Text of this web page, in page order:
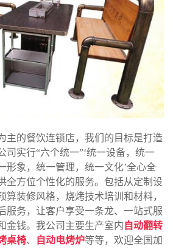
主的餐饮连锁店，我们的目标是打造
司实行“六个统一”‘统一设备，统一
形象，统一管理，统一文化’全心全
全方位个性化的服务。包括从定制设
算装修风格，烧烤技术培训和材料，
服务，让客户享受一条龙、一站式服
金钱。我公司主要生产室内 自动翻转
桌椅、 自动电烤炉等等，欢迎全国加